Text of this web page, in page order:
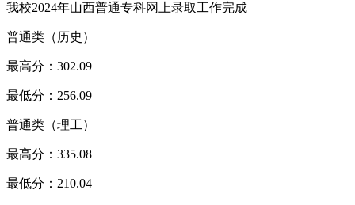
我校2024年山西普通专科网上录取工作完成
普通类（历史）
最高分：302.09
最低分：256.09
普通类（理工）
最高分：335.08
最低分：210.04